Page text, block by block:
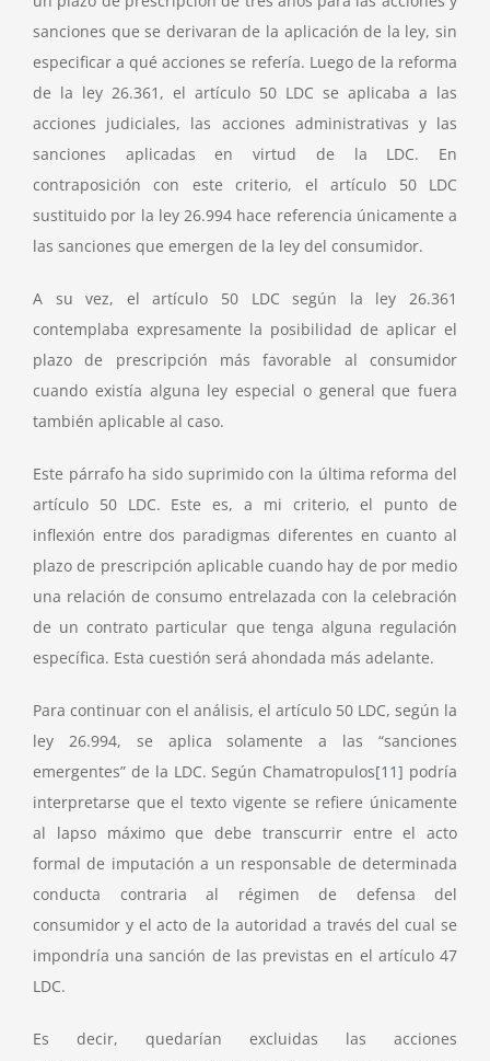
sanciones que se derivaran de la aplicación de la ley, sin
especificar a qué acciones se refería. Luego de la reforma
de la ley 26.361, el artículo 50 LDC se aplicaba a las
acciones judiciales, las acciones administrativas y las
sanciones aplicadas en virtud de la LDC. En
contraposición con este criterio, el artículo 50 LDC
sustituido por la ley 26.994 hace referencia únicamente a
las sanciones que emergen de la ley del consumidor.
A su vez, el artículo 50 LDC según la ley 26.361
contemplaba expresamente la posibilidad de aplicar el
plazo de prescripción más favorable al consumidor
cuando existía alguna ley especial o general que fuera
también aplicable al caso.
Este párrafo ha sido suprimido con la última reforma del
artículo 50 LDC. Este es, a mi criterio, el punto de
inflexión entre dos paradigmas diferentes en cuanto al
plazo de prescripción aplicable cuando hay de por medio
una relación de consumo entrelazada con la celebración
de un contrato particular que tenga alguna regulación
específica. Esta cuestión será ahondada más adelante.
Para continuar con el análisis, el artículo 50 LDC, según la
ley 26.994, se aplica solamente a las “sanciones
emergentes” de la LDC. Según Chamatropulos[11] podría
interpretarse que el texto vigente se refiere únicamente
al lapso máximo que debe transcurrir entre el acto
formal de imputación a un responsable de determinada
conducta contraria al régimen de defensa del
consumidor y el acto de la autoridad a través del cual se
impondría una sanción de las previstas en el artículo 47
LDC.
Es decir, quedarían excluidas las acciones